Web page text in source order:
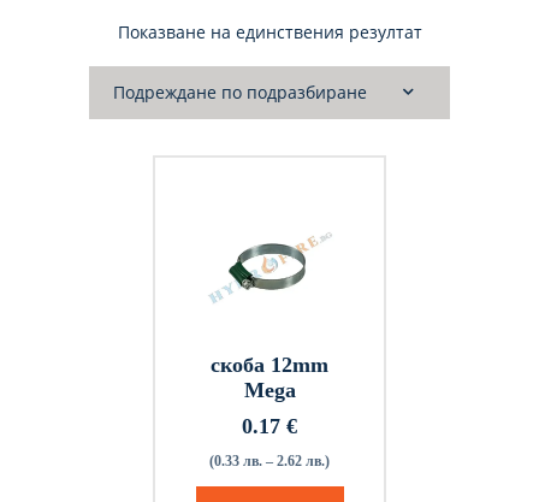
Показване на единствения резултат
скоба 12mm
Mega
0.17 €
(0.33 лв. – 2.62 лв.)